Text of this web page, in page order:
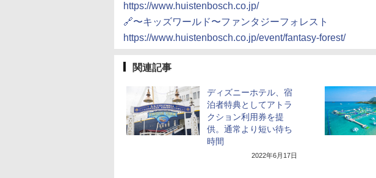
https://www.huistenbosch.co.jp/
🔗〜キッズワールド〜ファンタジーフォレスト
https://www.huistenbosch.co.jp/event/fantasy-forest/
関連記事
ディズニーホテル、宿
泊者特典としてアトラ
クション利用券を提
供。通常より短い待ち
時間
2022年6月17日